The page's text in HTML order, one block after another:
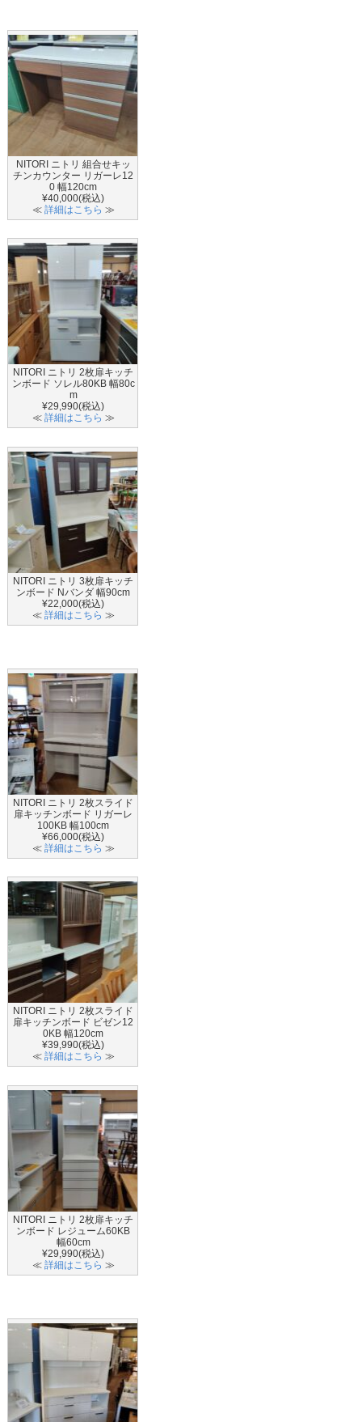
NITORI ニトリ 組合せキッ
チンカウンター リガーレ12
0 幅120cm
¥40,000(税込)
≪ 詳細はこちら ≫
NITORI ニトリ 2枚扉キッチ
ンボード ソレル80KB 幅80c
m
¥29,990(税込)
≪ 詳細はこちら ≫
NITORI ニトリ 3枚扉キッチ
ンボード Nバンダ 幅90cm
¥22,000(税込)
≪ 詳細はこちら ≫
NITORI ニトリ 2枚スライド
扉キッチンボード リガーレ
100KB 幅100cm
¥66,000(税込)
≪ 詳細はこちら ≫
NITORI ニトリ 2枚スライド
扉キッチンボード ビゼン12
0KB 幅120cm
¥39,990(税込)
≪ 詳細はこちら ≫
NITORI ニトリ 2枚扉キッチ
ンボード レジューム60KB
幅60cm
¥29,990(税込)
≪ 詳細はこちら ≫